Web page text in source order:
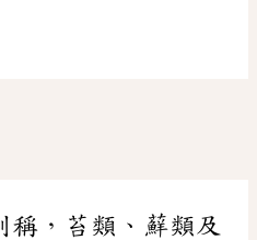
稱，苔類、蘚類及